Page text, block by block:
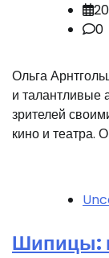
0
Ольга
и талантливые
зрителей
кино и театра.
Шипицы: